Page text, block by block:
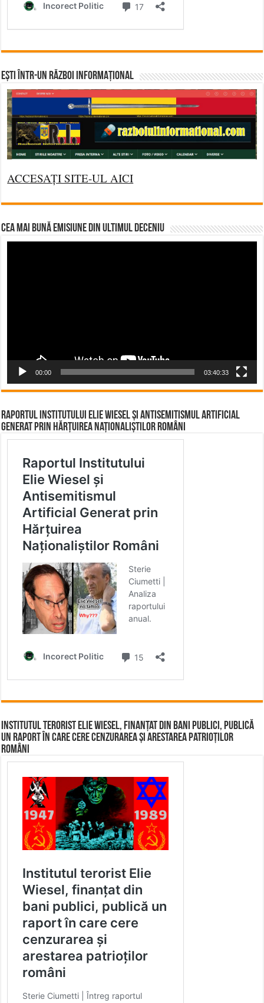
Ești într-un RĂZBOI INFORMAȚIONAL
ACCESAȚI SITE-UL AICI
CEA MAI BUNĂ EMISIUNE DIN ULTIMUL DECENIU
00:00 03:40:33
Raportul Institutului Elie Wiesel și Antisemitismul Artificial
Generat prin Hărțuirea Naționaliștilor Români
Institutul terorist Elie Wiesel, finanțat din bani publici, publică
un raport în care cere cenzurarea și arestarea patrioților
români